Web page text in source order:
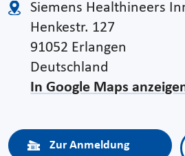
Siemens Healthineers
Henkestr. 127
91052 Erlangen
Deutschland
In Google Maps
Zur Anmeldung